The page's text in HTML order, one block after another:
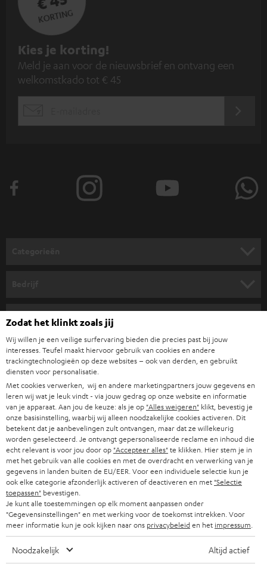
KORTING
A
a
n
n
e
u
w
s
b
r
i
e
f
Kies je korting!
Meld je aan voor de nieuwsbrief en ontvang een
welkomstkado tot € 45
HIFI-SPEAKERS
SMART HOME
BLUETOOTH
KOPTELEFOONS
BLUETOOTH KOPTELEFOONS
COMPLETE SETS
SPEAKERS
SUPPORT
CARRIÈRE
PERS & MARKETING
B2B
PARTNERPROGRAMMA
BLOG
NEWSLETTER
STORES
TEUFEL VOORDELEN
TEUFEL STORY
Teufel online shops
DUITSLAND
OOSTENRIJK
ZWITSERLAND
NEDERLAND
BELGIË
FRANKRIJK
Zodat het klinkt zoals jij
Wij willen je een veilige surfervaring bieden die precies past bij jouw
interesses. Teufel maakt hiervoor gebruik van cookies en andere
trackingtechnologieën op deze websites – ook van derden, en gebruikt
diensten voor personalisatie.
Met cookies verwerken, wij en andere marketingpartners jouw gegevens en
leren wij wat je leuk vindt - via jouw gedrag op onze website en informatie
van je apparaat. Aan jou de keuze: als je op "Alles weigeren" klikt, bevestig je
onze basisinstelling, waarbij wij alleen noodzakelijke cookies activeren. Dit
betekent dat je aanbevelingen zult ontvangen, maar dat ze willekeurig
worden geselecteerd. Je ontvangt gepersonaliseerde reclame en inhoud die
echt relevant is voor jou door op "Accepteer alles"te klikken. Hier stem je in
met het gebruik van alle cookies en met de overdracht en verwerking van je
gegevens in landen buiten de EU/EER. Voor een individuele selectie kun je
ook elke categorie afzonderlijk activeren of deactiveren en met "Selectie
toepassen" bevestigen.
Je kunt alle toestemmingen op elk moment aanpassen onder
"Gegevensinstellingen" en met werking voor de toekomst intrekken. Voor
meer informatie kun je ook kijken naar ons privacybeleiden het impressum
Noodzakelijk Altijd actief